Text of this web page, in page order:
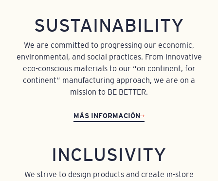
SUSTAINABILITY
We are committed to progressing our economic,
environmental, and social practices. From innovative
eco-conscious materials to our “on continent, for
continent” manufacturing approach, we are on a
mission to BE BETTER.
MÁS INFORMACIÓN
INCLUSIVITY
We strive to design products and create in-store